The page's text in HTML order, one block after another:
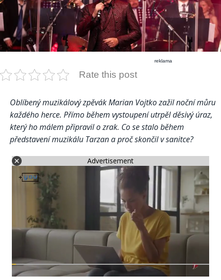
reklama
Rate this post
Oblíbený muzikálový zpěvák Marian Vojtko zažil noční můru
každého herce. Přímo během vystoupení utrpěl děsivý úraz,
který ho málem připravil o zrak. Co se stalo během
představení muzikálu Tarzan a proč skončil v sanitce?
Advertisement